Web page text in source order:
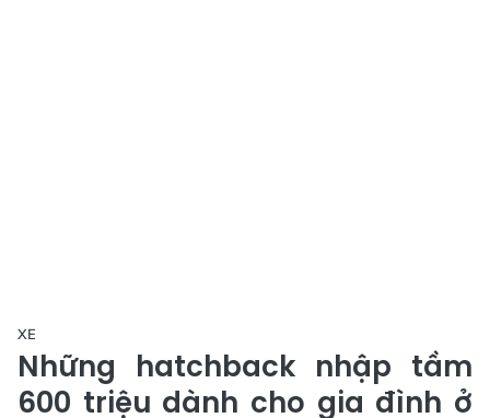
XE
Những hatchback nhập tầm
600 triệu dành cho gia đình ở